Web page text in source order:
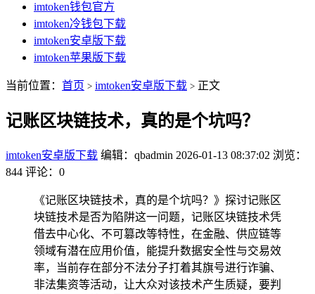
imtoken钱包官方
imtoken冷钱包下载
imtoken安卓版下载
imtoken苹果版下载
当前位置： 首页 > imtoken安卓版下载 > 正文
记账区块链技术，真的是个坑吗？
imtoken安卓版下载 编辑：qbadmin 2026-01-13 08:37:02 浏览：
844 评论：0
《记账区块链技术，真的是个坑吗？》探讨记账区
块链技术是否为陷阱这一问题，记账区块链技术凭
借去中心化、不可篡改等特性，在金融、供应链等
领域有潜在应用价值，能提升数据安全性与交易效
率，当前存在部分不法分子打着其旗号进行诈骗、
非法集资等活动，让大众对该技术产生质疑，要判